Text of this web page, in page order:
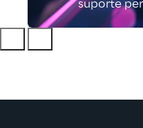
suporte